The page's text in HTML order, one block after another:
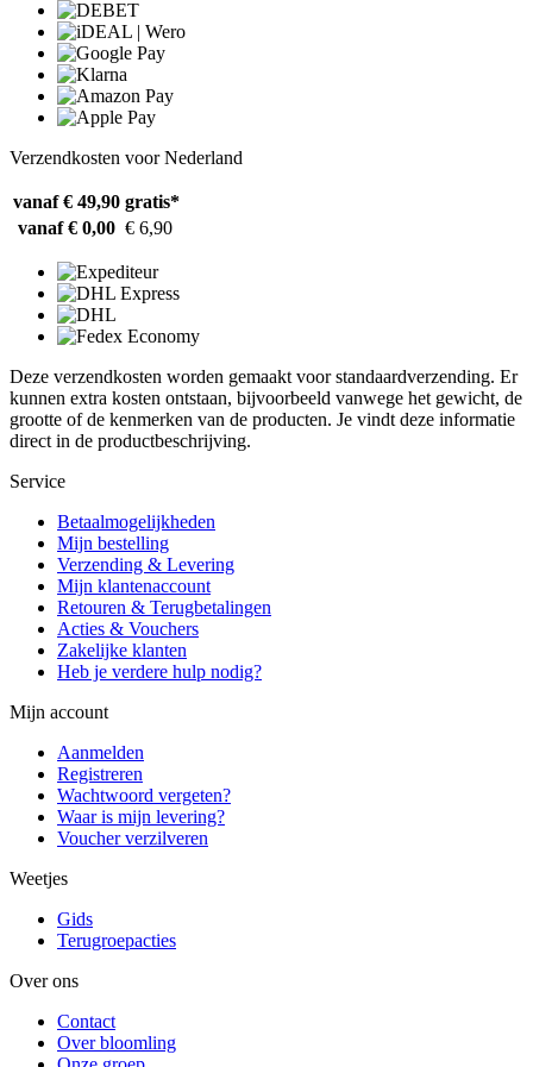
Verzendkosten voor Nederland
vanaf € 49,90 gratis*
vanaf € 0,00 € 6,90
Deze verzendkosten worden gemaakt voor standaardverzending. Er
kunnen extra kosten ontstaan, bijvoorbeeld vanwege het gewicht, de
grootte of de kenmerken van de producten. Je vindt deze informatie
direct in de productbeschrijving.
Service
Betaalmogelijkheden
Mijn bestelling
Verzending & Levering
Mijn klantenaccount
Retouren & Terugbetalingen
Acties & Vouchers
Zakelijke klanten
Heb je verdere hulp nodig?
Mijn account
Aanmelden
Registreren
Wachtwoord vergeten?
Waar is mijn levering?
Voucher verzilveren
Weetjes
Gids
Terugroepacties
Over ons
Contact
Over bloomling